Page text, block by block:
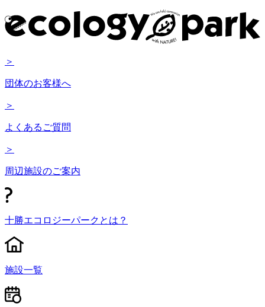
＞
団体のお客様へ
＞
よくあるご質問
＞
周辺施設のご案内
十勝エコロジーパークとは？
施設一覧